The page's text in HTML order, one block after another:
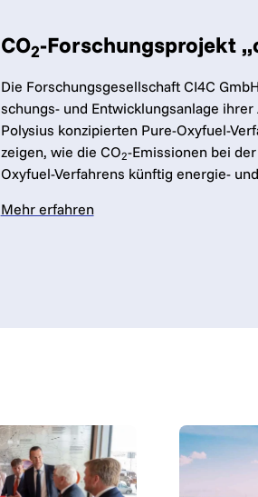
CO2-Forschungsprojekt
Die For­schungs­ge­sell­schaft CI4C
schungs- und Ent­wick­lungs­an­la­ge
Polysius kon­zi­pier­ten Pure-Oxyfuel-
zei­gen, wie die CO2-Emis­si­o­nen bei
Oxyfuel-Ver­fah­rens künf­tig ener­gie-
Mehr erfahren